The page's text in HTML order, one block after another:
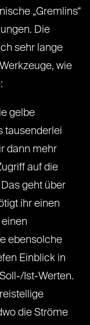
„Gremlins“
Die
sehr lange
wie
gelbe
tausenderlei
dann mehr
auf die
geht über
ihr einen
ebensolche
Einblick in
Ist-Werten.
die Ströme